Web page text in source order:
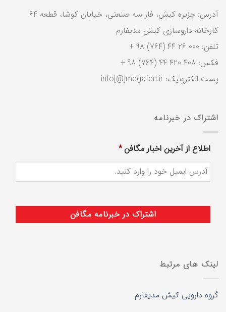
آدرس: جزیره کیش، فاز سه صنعتی، خیابان کوشا، قطعه 64
کارخانه داروسازی کیش مدیفارم
تلفن: 000 26 44 (764) 98 +
فکس: 408 420 44 (764) 98 +
پست الکترونیک: info[@]megafen.ir
اشتراک در خبرنامه
اطلاع از آخرین اخبار مگافن*
لینک های مرتبط
گروه دارویی کیش مدیفارم